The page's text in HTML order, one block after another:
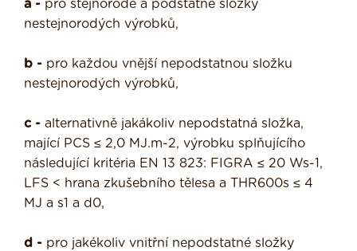
a - pro stejnorodé a podstatné složky
nestejnorodých výrobků,
b - pro každou vnější nepodstatnou složku
nestejnorodých výrobků,
c - alternativně jakákoliv nepodstatná složka,
mající PCS ≤ 2,0 MJ.m-2, výrobku splňujícího
následující kritéria EN 13 823: FIGRA ≤ 20 Ws-1,
LFS < hrana zkušebního tělesa a THR600s ≤ 4
MJ a s1 a d0,
d - pro jakékoliv vnitřní nepodstatné složky